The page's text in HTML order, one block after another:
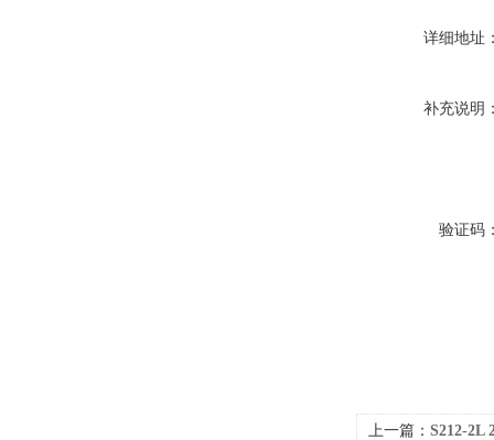
详细地址
补充说明
验证码
上一篇： S212-2L